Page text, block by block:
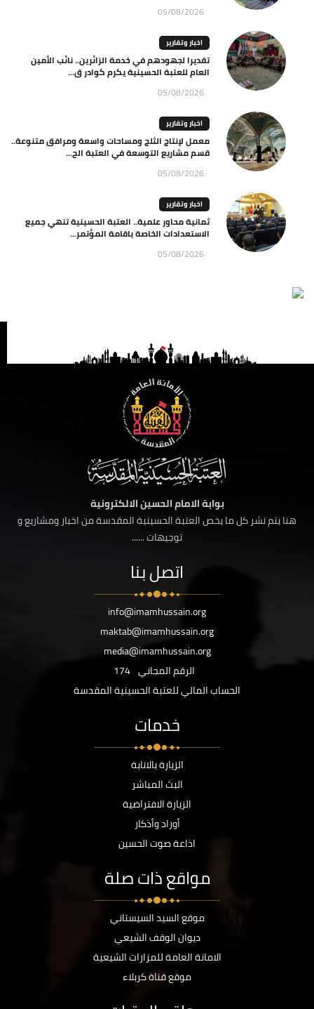
05/08/2026
اخبار وتقارير
تقديرا لجهودهم في خدمة الزائرين.. نائب الأمين
العام للعتبة الحسينية يكرم كوادر ق...
05/08/2026
اخبار وتقارير
معمل لإنتاج الثلج ومساحات واسعة ومرافق متنوعة..
قسم مشاريع التوسعة في العتبة الح...
05/08/2026
اخبار وتقارير
ثمانية محاور علمية.. العتبة الحسينية تنهي جميع
الاستعدادات الخاصة باقامة المؤتمر...
05/08/2026
بوابة الامام الحسين الالكترونية
هنا يتم نشر كل ما يخص العتبة الحسينية المقدسة من اخبار ومشاريع و
توجيهات ......
اتصل بنا
info@imamhussain.org
maktab@imamhussain.org
media@imamhussain.org
الرقم المجاني 174
الحساب المالي للعتبة الحسينية المقدسة
خدمات
الزيارة بالانابة
البث المباشر
الزيارة الافتراضية
أوراد وأذكار
اذاعة صوت الحسين
مواقع ذات صلة
موقع السيد السيستاني
ديوان الوقف الشيعي
الامانة العامة للمزارات الشيعية
موقع قناة كربلاء